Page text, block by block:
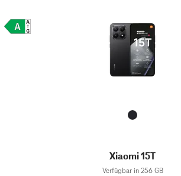
Xiaomi 15T
Verfügbar in 256 GB